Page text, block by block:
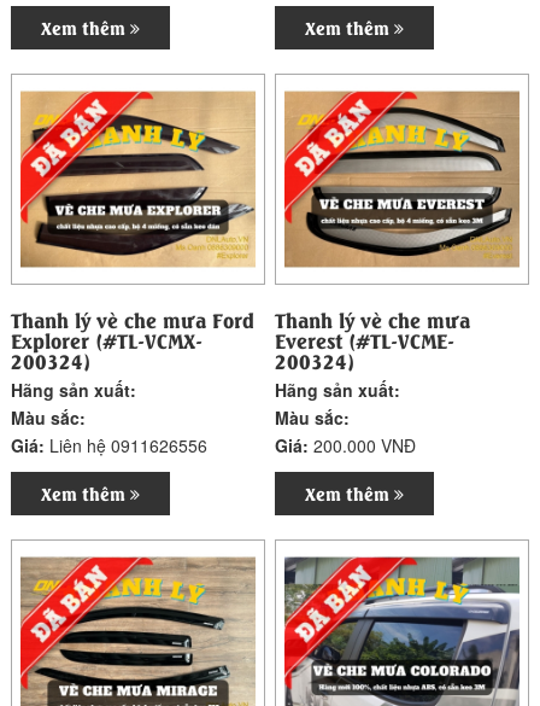
Xem thêm Xem thêm
Thanh lý vè che mưa Ford
Explorer (#TL-VCMX-
200324)
Hãng sản xuất:
Màu sắc:
Giá: Liên hệ 0911626556
Xem thêm
Thanh lý vè che mưa
Everest (#TL-VCME-
200324)
Hãng sản xuất:
Màu sắc:
Giá:200.000 VNĐ
Xem thêm